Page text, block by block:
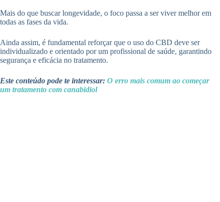
Mais do que buscar longevidade, o foco passa a ser viver melhor em
todas as fases da vida.
Ainda assim, é fundamental reforçar que o uso do CBD deve ser
individualizado e orientado por um profissional de saúde, garantindo
segurança e eficácia no tratamento.
Este conteúdo pode te interessar: O erro mais comum ao começar
um tratamento com canabidiol